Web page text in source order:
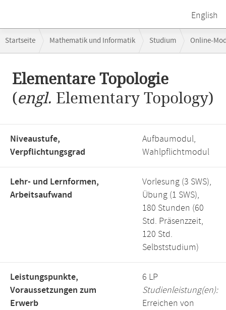
English
Navigation
Startseite Mathematik und Informatik Studium Online-
Elementare Topologie
(engl. Elementary Topology)
Niveaustufe,
Verpflichtungsgrad
Aufbaumodul,
Wahlpflichtmodul
Lehr- und Lernformen,
Arbeitsaufwand
Vorlesung (3 SWS),
Übung (1 SWS),
180 Stunden (60
Std. Präsenzzeit,
120 Std.
Selbststudium)
Leistungspunkte,
Voraussetzungen zum
Erwerb
6 LP
Studienleistung(en):
Erreichen von